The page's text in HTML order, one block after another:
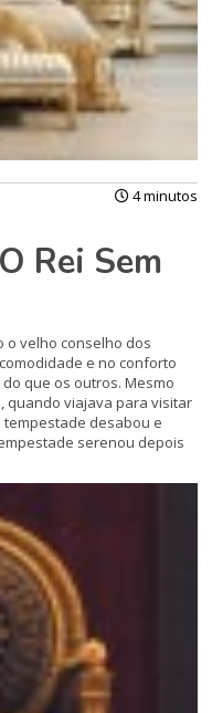
4 minutos
Rei Sem
o velho conselho dos
e no conforto
que os outros. Mesmo
quando viajava para visitar
desabou e
serenou depois